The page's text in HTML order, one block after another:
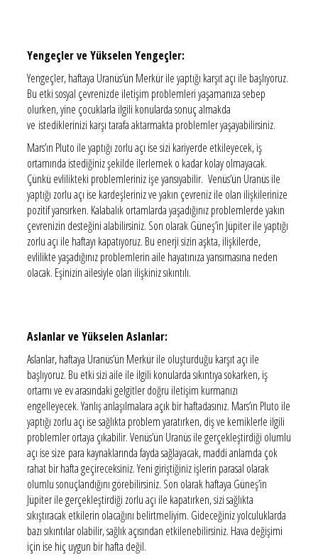
Yengeçler ve Yükselen Yengeçler:
Yengeçler, haftaya Uranüs’ün Merkür ile yaptığı karşıt açı ile başlıyoruz.
Bu etki sosyal çevrenizde iletişim problemleri yaşamanıza sebep
olurken, yine çocuklarla ilgili konularda sonuç almakda
ve istediklerinizi karşı tarafa aktarmakta problemler yaşayabilirsiniz.
Mars’ın Pluto ile yaptığı zorlu açı ise sizi kariyerde etkileyecek, iş
ortamında istediğiniz şekilde ilerlemek o kadar kolay olmayacak.
Çünkü evlilikteki problemleriniz işe yansıyabilir. Venüs’ün Uranüs ile
yaptığı zorlu açı ise kardeşleriniz ve yakın çevreniz ile olan ilişkilerinize
pozitif yansırken. Kalabalık ortamlarda yaşadığınız problemlerde yakın
çevrenizin desteğini alabilirsiniz. Son olarak Güneş’in Jüpiter ile yaptığı
zorlu açı ile haftayı kapatıyoruz. Bu enerji sizin aşkta, ilişkilerde,
evlilikte yaşadığınız problemlerin aile hayatınıza yansımasına neden
olacak. Eşinizin ailesiyle olan ilişkiniz sıkıntılı.
Aslanlar ve Yükselen Aslanlar:
Aslanlar, haftaya Uranüs’ün Merkür ile oluşturduğu karşıt açı ile
başlıyoruz. Bu etki sizi aile ile ilgili konularda sıkıntıya sokarken, iş
ortamı ve ev arasındaki gelgitler doğru iletişim kurmanızı
engelleyecek. Yanlış anlaşılmalara açık bir haftadasınız. Mars’ın Pluto ile
yaptığı zorlu açı ise sağlıkta problem yaratırken, diş ve kemiklerle ilgili
problemler ortaya çıkabilir. Venüs’ün Uranüs ile gerçekleştirdiği olumlu
açı ise size para kaynaklarında fayda sağlayacak, maddi anlamda çok
rahat bir hafta geçireceksiniz. Yeni giriştiğiniz işlerin parasal olarak
olumlu sonuçlandığını görebilirsiniz. Son olarak haftaya Güneş’in
Jüpiter ile gerçekleştirdiği zorlu açı ile kapatırken, sizi sağlıkta
sıkıştıracak etkilerin olacağını belirtmeliyim. Gideceğiniz yolculuklarda
bazı sıkıntılar olabilir, sağlık açısından etkilenebilirsiniz. Hava değişimi
için ise hiç uygun bir hafta değil.